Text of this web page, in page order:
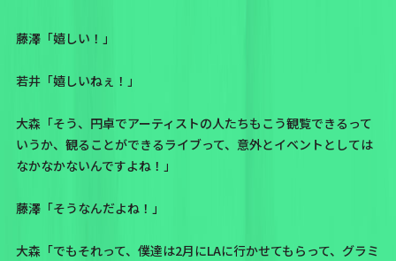
藤澤「嬉しい！」
若井「嬉しいねぇ！」
大森「そう、円卓でアーティストの人たちもこう観覧できるって
いうか、観ることができるライブって、意外とイベントとしては
なかなかないんですよね！」
藤澤「そうなんだよね！」
大森「でもそれって、僕達は2月にLAに行かせてもらって、グラミ